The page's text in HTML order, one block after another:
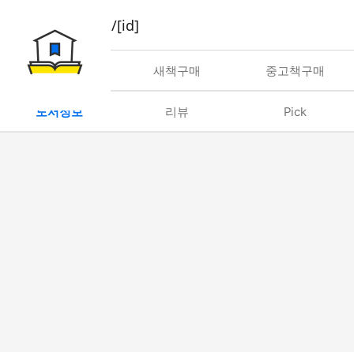
book/rent/[id]
대여 새책구매 중고책구매
도서정보 리뷰 Pick